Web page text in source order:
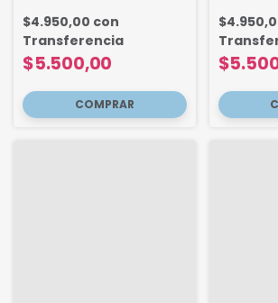
$5.500,00
$4.950,00 con
Transferencia